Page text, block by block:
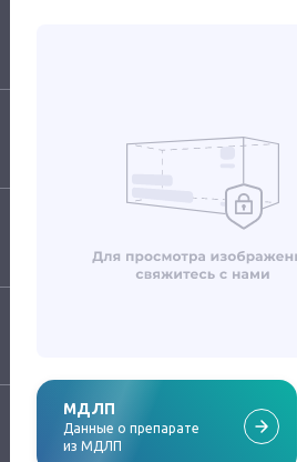
МДЛП
Данные о препарате
из МДЛП